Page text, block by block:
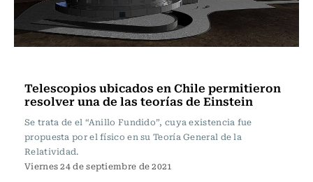
Telescopios ubicados en Chile permitieron
resolver una de las teorías de Einstein
Se trata de el “Anillo Fundido”, cuya existencia fue
propuesta por el físico en su Teoría General de la
Relatividad.
Viernes 24 de septiembre de 2021